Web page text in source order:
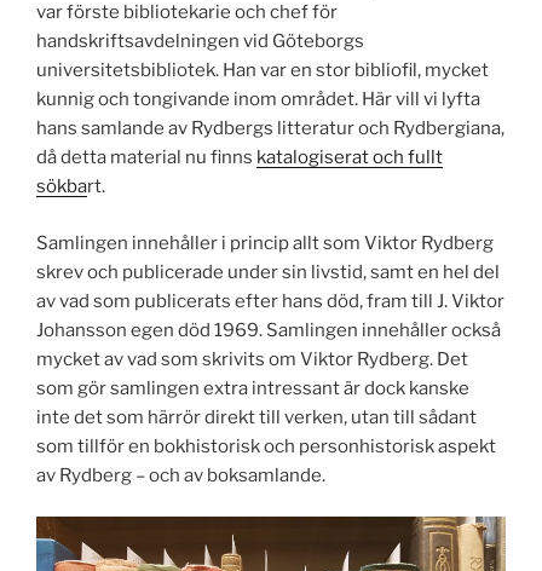
var förste bibliotekarie och chef för
handskriftsavdelningen vid Göteborgs
universitetsbibliotek. Han var en stor bibliofil, mycket
kunnig och tongivande inom området. Här vill vi lyfta
hans samlande av Rydbergs litteratur och Rydbergiana,
då detta material nu finns katalogiserat och fullt
sökbart.
Samlingen innehåller i princip allt som Viktor Rydberg
skrev och publicerade under sin livstid, samt en hel del
av vad som publicerats efter hans död, fram till J. Viktor
Johansson egen död 1969. Samlingen innehåller också
mycket av vad som skrivits om Viktor Rydberg. Det
som gör samlingen extra intressant är dock kanske
inte det som härrör direkt till verken, utan till sådant
som tillför en bokhistorisk och personhistorisk aspekt
av Rydberg – och av boksamlande.